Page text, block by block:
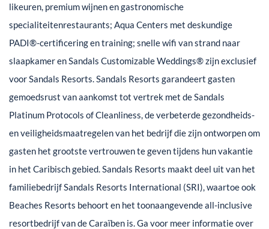
likeuren, premium wijnen en gastronomische
specialiteitenrestaurants; Aqua Centers met deskundige
PADI®-certificering en training; snelle wifi van strand naar
slaapkamer en Sandals Customizable Weddings® zijn exclusief
voor Sandals Resorts. Sandals Resorts garandeert gasten
gemoedsrust van aankomst tot vertrek met de Sandals
Platinum Protocols of Cleanliness, de verbeterde gezondheids-
en veiligheidsmaatregelen van het bedrijf die zijn ontworpen om
gasten het grootste vertrouwen te geven tijdens hun vakantie
in het Caribisch gebied. Sandals Resorts maakt deel uit van het
familiebedrijf Sandals Resorts International (SRI), waartoe ook
Beaches Resorts behoort en het toonaangevende all-inclusive
resortbedrijf van de Caraïben is. Ga voor meer informatie over